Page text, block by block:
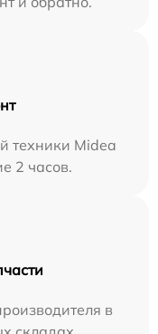
техники Midea
2 часов.
в